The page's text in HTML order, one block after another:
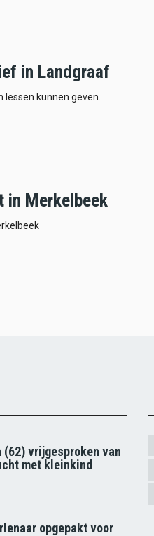
in Landgraaf
lessen kunnen geven.
in Merkelbeek
(62) vrijgesproken van
met kleinkind
opgepakt voor